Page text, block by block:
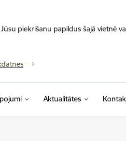
piekrišanu papildus šajā vietnē
Aktualitātes